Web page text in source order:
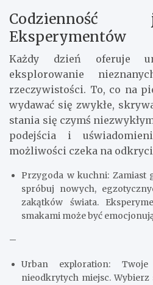
Eksperymentów
Każdy dzień oferuje
eksplorowanie
rzeczywistości. To, co na
wydawać się zwykłe,
stania się czymś
podejścia i
możliwości czeka na
Przygoda w kuchni: Zamiast
spróbuj nowych,
zakątków świata.
smakami może być
–
Urban exploration:
nieodkrytych miejsc. Wybierz